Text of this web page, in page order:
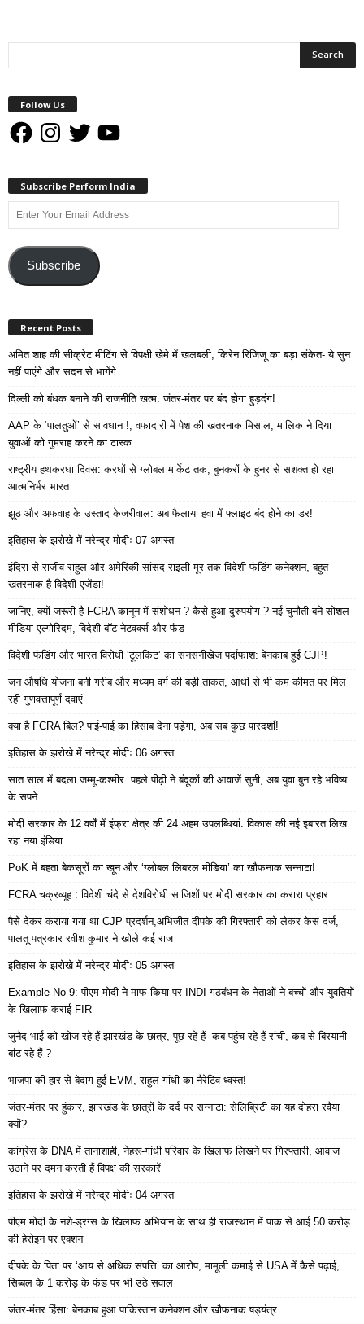
Follow Us
FacebookInstagram
Twitter YouTube
Subscribe Perform India
Enter
Your
Email
AddressSubscribe
Recent Posts
अमित शाह की सीक्रेट मीटिंग से विपक्षी खेमे में खलबली, किरेन रिजिजू का बड़ा संकेत- ये सुन
नहीं पाएंगे और सदन से भागेंगे
दिल्ली को बंधक बनाने की राजनीति खत्म: जंतर-मंतर पर बंद होगा हुड़दंग!
AAP के ‘पालतुओं’ से सावधान !, वफादारी में पेश की खतरनाक मिसाल, मालिक ने दिया
युवाओं को गुमराह करने का टास्क
राष्ट्रीय हथकरघा दिवस: करघों से ग्लोबल मार्केट तक, बुनकरों के हुनर से सशक्त हो रहा
आत्मनिर्भर भारत
झूठ और अफवाह के उस्ताद केजरीवाल: अब फैलाया हवा में फ्लाइट बंद होने का डर!
इतिहास के झरोखे में नरेन्द्र मोदीः 07 अगस्त
इंदिरा से राजीव-राहुल और अमेरिकी सांसद राइली मूर तक विदेशी फंडिंग कनेक्शन, बहुत
खतरनाक है विदेशी एजेंडा!
जानिए, क्यों जरूरी है FCRA कानून में संशोधन ? कैसे हुआ दुरुपयोग ? नई चुनौती बने सोशल
मीडिया एल्गोरिदम, विदेशी बॉट नेटवर्क्स और फंड
विदेशी फंडिंग और भारत विरोधी ‘टूलकिट’ का सनसनीखेज पर्दाफाश: बेनकाब हुई CJP!
जन औषधि योजना बनी गरीब और मध्यम वर्ग की बड़ी ताकत, आधी से भी कम कीमत पर मिल
रही गुणवत्तापूर्ण दवाएं
क्या है FCRA बिल? पाई-पाई का हिसाब देना पड़ेगा, अब सब कुछ पारदर्शी!
इतिहास के झरोखे में नरेन्द्र मोदीः 06 अगस्त
सात साल में बदला जम्मू-कश्मीर: पहले पीढ़ी ने बंदूकों की आवाजें सुनी, अब युवा बुन रहे भविष्य
के सपने
मोदी सरकार के 12 वर्षों में इंफ्रा क्षेत्र की 24 अहम उपलब्धियां: विकास की नई इबारत लिख
रहा नया इंडिया
PoK में बहता बेकसूरों का खून और ‘ग्लोबल लिबरल मीडिया’ का खौफनाक सन्नाटा!
FCRA चक्रव्यूह : विदेशी चंदे से देशविरोधी साजिशों पर मोदी सरकार का करारा प्रहार
पैसे देकर कराया गया था CJP प्रदर्शन,अभिजीत दीपके की गिरफ्तारी को लेकर केस दर्ज,
पालतू पत्रकार रवीश कुमार ने खोले कई राज
इतिहास के झरोखे में नरेन्द्र मोदीः 05 अगस्त
Example No 9: पीएम मोदी ने माफ किया पर INDI गठबंधन के नेताओं ने बच्चों और युवतियों
के खिलाफ कराई FIR
जुनैद भाई को खोज रहे हैं झारखंड के छात्र, पूछ रहे हैं- कब पहुंच रहे हैं रांची, कब से बिरयानी
बांट रहे हैं ?
भाजपा की हार से बेदाग हुई EVM, राहुल गांधी का नैरेटिव ध्वस्त!
जंतर-मंतर पर हुंकार, झारखंड के छात्रों के दर्द पर सन्नाटा: सेलिब्रिटी का यह दोहरा रवैया
क्यों?
कांग्रेस के DNA में तानाशाही, नेहरू-गांधी परिवार के खिलाफ लिखने पर गिरफ्तारी, आवाज
उठाने पर दमन करती हैं विपक्ष की सरकारें
इतिहास के झरोखे में नरेन्द्र मोदीः 04 अगस्त
पीएम मोदी के नशे-ड्रग्स के खिलाफ अभियान के साथ ही राजस्थान में पाक से आई 50 करोड़
की हेरोइन पर एक्शन
दीपके के पिता पर ‘आय से अधिक संपत्ति’ का आरोप, मामूली कमाई से USA में कैसे पढ़ाई,
सिब्बल के 1 करोड़ के फंड पर भी उठे सवाल
जंतर-मंतर हिंसा: बेनकाब हुआ पाकिस्तान कनेक्शन और खौफनाक षड्यंत्र